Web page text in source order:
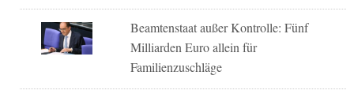
Beamtenstaat außer Kontrolle: Fünf
Milliarden Euro allein für
Familienzuschläge